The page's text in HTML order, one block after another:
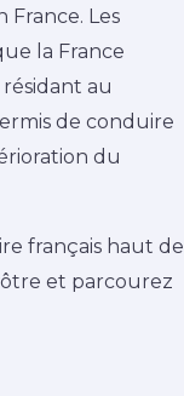
France. Les
la France
au
de conduire
du
français haut de
et parcourez